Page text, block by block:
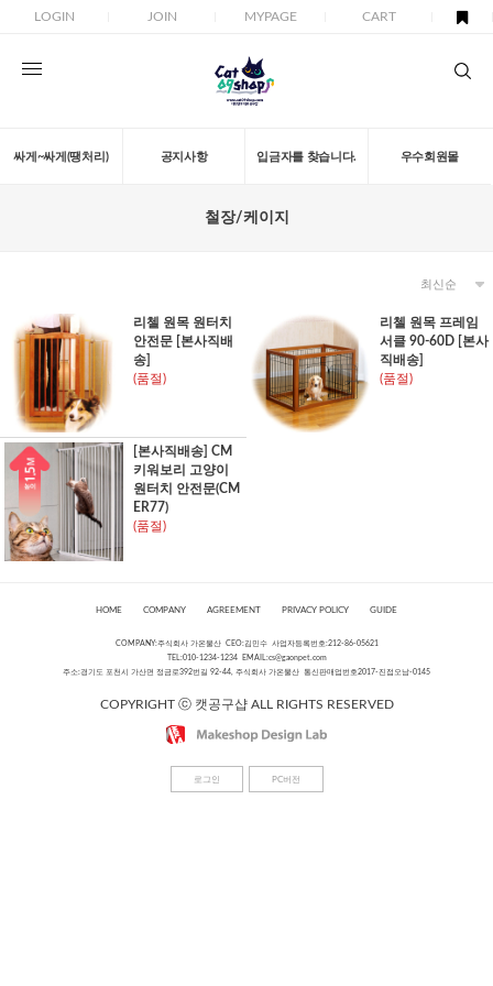
LOGIN JOIN MYPAGE CART
싸게~싸게(땡처리) 공지사항 입금자를 찾습니다. 우수회원몰
철장/케이지
리첼 원목 원터치
안전문 [본사직배
송]
(품절)
리첼 원목 프레임
서클 90-60D [본사
직배송]
(품절)
[본사직배송] CM
키워보리 고양이
원터치 안전문(CM
ER77)
(품절)
HOME COMPANY AGREEMENT PRIVACY POLICY GUIDE
COMPANY:주식회사 가온물산 CEO:김민수 사업자등록번호:212-86-05621
TEL:010-1234-1234 EMAIL:cs@gaonpet.com
주소:경기도 포천시 가산면 정금로392번길 92-44, 주식회사 가온물산 통신판매업번호2017-진접오남-0145
COPYRIGHT ⓒ 캣공구샵 ALL RIGHTS RESERVED
로그인 PC버전